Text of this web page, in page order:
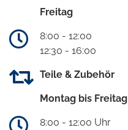
Freitag
8:00 - 12:00
12:30 - 16:00
Teile & Zubehör
Montag bis Freitag
8:00 - 12:00 Uhr